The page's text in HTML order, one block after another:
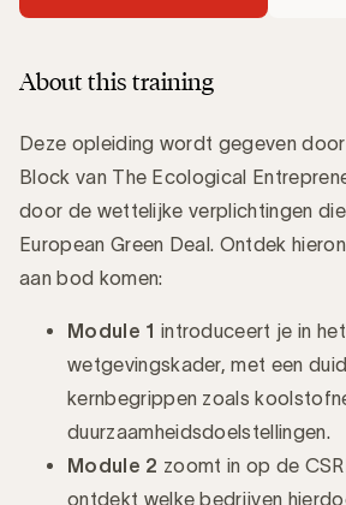
About this training
Deze opleiding wordt gegeven
Block van The Ecological
door de wettelijke verplichtingen
European Green Deal. Ontdek
aan bod komen:
Module 1 introduceert je in
wetgevingskader, met een
kernbegrippen zoals
duurzaamheidsdoelstellingen.
Module 2 zoomt in op de
ontdekt welke bedrijven